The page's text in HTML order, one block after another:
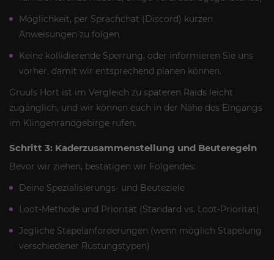
Möglichkeit, per Sprachchat (Discord) kurzen
Anweisungen zu folgen
Keine kollidierende Sperrung, oder informieren Sie uns
vorher, damit wir entsprechend planen können.
Gruuls Hort ist im Vergleich zu späteren Raids leicht
zugänglich, und wir können euch in der Nähe des Eingangs
im Klingenrandgebirge rufen.
Schritt 3: Kaderzusammenstellung und Beuteregeln
Bevor wir ziehen, bestätigen wir Folgendes:
Deine Spezialisierungs- und Beuteziele
Loot-Methode und Priorität (Standard vs. Loot-Priorität)
Jegliche Stapelanforderungen (wenn möglich Stapelung
verschiedener Rüstungstypen)